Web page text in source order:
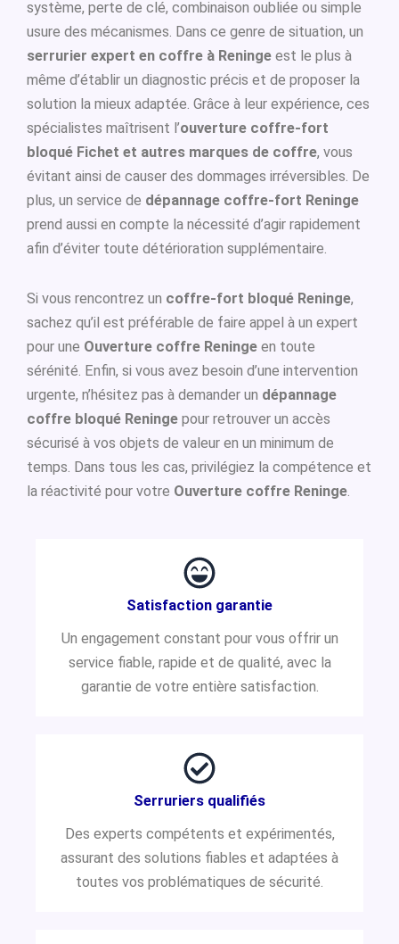
système, perte de clé, combinaison oubliée ou simple
usure des mécanismes. Dans ce genre de situation, un
serrurier expert en coffre à Reninge est le plus à
même d’établir un diagnostic précis et de proposer la
solution la mieux adaptée. Grâce à leur expérience, ces
spécialistes maîtrisent l’ouverture coffre-fort
bloqué Fichet et autres marques de coffre, vous
évitant ainsi de causer des dommages irréversibles. De
plus, un service de dépannage coffre-fort Reninge
prend aussi en compte la nécessité d’agir rapidement
afin d’éviter toute détérioration supplémentaire.
Si vous rencontrez un coffre-fort bloqué Reninge,
sachez qu’il est préférable de faire appel à un expert
pour une Ouverture coffre Reninge en toute
sérénité. Enfin, si vous avez besoin d’une intervention
urgente, n’hésitez pas à demander un dépannage
coffre bloqué Reninge pour retrouver un accès
sécurisé à vos objets de valeur en un minimum de
temps. Dans tous les cas, privilégiez la compétence et
la réactivité pour votre Ouverture coffre Reninge.
Satisfaction garantie
Un engagement constant pour vous offrir un
service fiable, rapide et de qualité, avec la
garantie de votre entière satisfaction.
Serruriers qualifiés
Des experts compétents et expérimentés,
assurant des solutions fiables et adaptées à
toutes vos problématiques de sécurité.